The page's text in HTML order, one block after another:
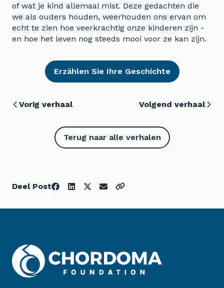
of wat je kind allemaal mist. Deze gedachten die
we als ouders houden, weerhouden ons ervan om
echt te zien hoe veerkrachtig onze kinderen zijn -
en hoe het leven nog steeds mooi voor ze kan zijn.
Erzählen Sie Ihre Geschichte
Vorig verhaal Volgend verhaal
Terug naar alle verhalen
Deel Post